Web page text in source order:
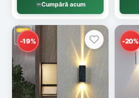
Cumpără acum
-19% -20%